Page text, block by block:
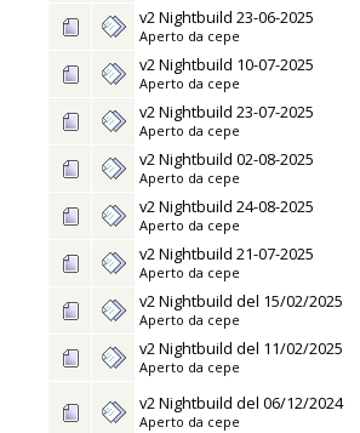
v2 Nightbuild 23-06-2025
Aperto da cepe
v2 Nightbuild 10-07-2025
Aperto da cepe
v2 Nightbuild 23-07-2025
Aperto da cepe
v2 Nightbuild 02-08-2025
Aperto da cepe
v2 Nightbuild 24-08-2025
Aperto da cepe
v2 Nightbuild 21-07-2025
Aperto da cepe
v2 Nightbuild del 15/02/2025
Aperto da cepe
v2 Nightbuild del 11/02/2025
Aperto da cepe
v2 Nightbuild del 06/12/2024
Aperto da cepe